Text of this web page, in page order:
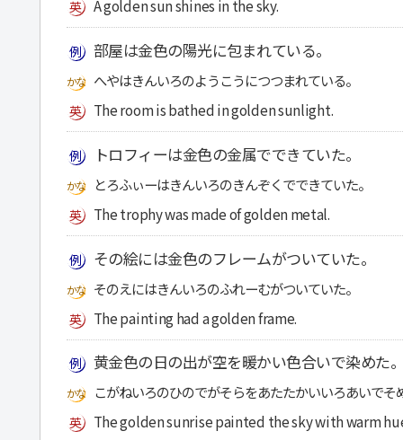
A golden sun shines in the sky.
部屋は金色の陽光に包まれている。
へやはきんいろのようこうにつつまれている。
The room is bathed in golden sunlight.
トロフィーは金色の金属でできていた。
とろふぃーはきんいろのきんぞくでできていた。
The trophy was made of golden metal.
その絵には金色のフレームがついていた。
そのえにはきんいろのふれーむがついていた。
The painting had a golden frame.
黄金色の日の出が空を暖かい色合いで染めた。
こがねいろのひのでがそらをあたたかいいろあいでそ
The golden sunrise painted the sky with warm